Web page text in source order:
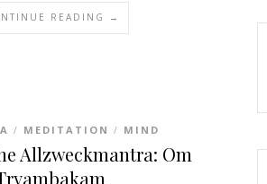
READING →
/ MEDITATION / MIND
Allzweckmantra: Om